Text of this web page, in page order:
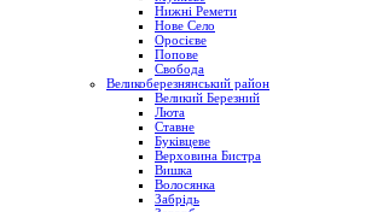
Нижні Ремети
Нове Село
Оросієве
Попове
Свобода
Великоберезнянський район
Великий Березний
Люта
Ставне
Буківцеве
Верховина Бистра
Вишка
Волосянка
Забрідь